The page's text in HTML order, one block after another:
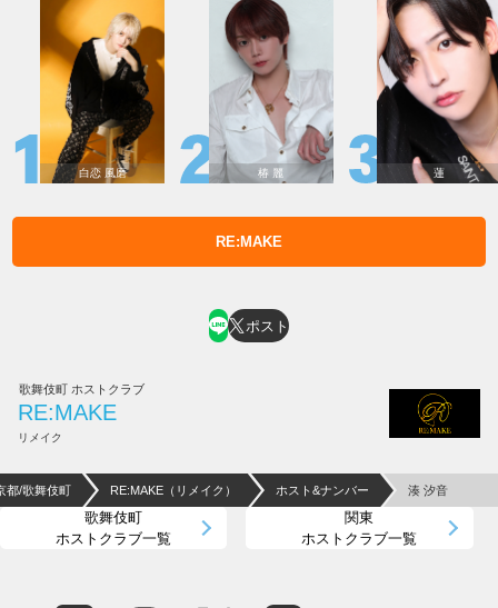
白恋 風磨 椿 麗 蓮
RE:MAKE
ポスト
歌舞伎町 ホストクラブ
RE:MAKE
リメイク
都/歌舞伎町 RE:MAKE（リメイク） ホスト&ナンバー 湊 汐音
歌舞伎町
ホストクラブ一覧
関東
ホストクラブ一覧